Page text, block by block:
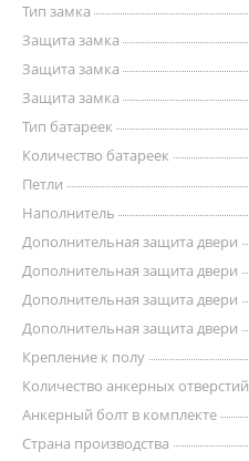
Тип замка
Защита замка
Защита замка
Защита замка
Тип батареек
Количество батареек
Петли
Наполнитель
Дополнительная защита двери
Дополнительная защита двери
Дополнительная защита двери
Дополнительная защита двери
Крепление к полу
Количество анкерных отверстий
Анкерный болт в комплекте
Страна производства